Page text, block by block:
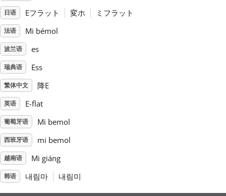
Tiếng Việt
Türkçe
Українська
繁體中文
日语 Eフラット 変ホ ミフラット
法语 Mi bémol
波兰语 es
瑞典语 Ess
繁体中文 降E
英语 E-flat
葡萄牙语 Mi bemol
西班牙语 mi bemol
越南语 Mi giáng
韩语 내림마 내림미